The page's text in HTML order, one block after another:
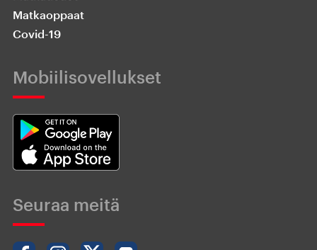
Matkaoppaat
Covid-19
Mobiilisovellukset
Seuraa meitä